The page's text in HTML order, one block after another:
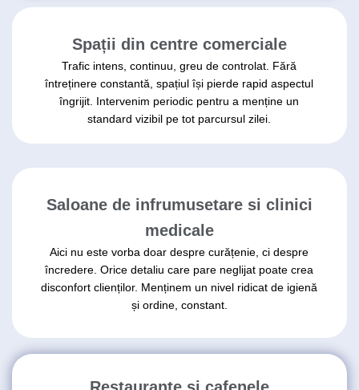
Spații din centre comerciale
Trafic intens, continuu, greu de controlat. Fără
întreținere constantă, spațiul își pierde rapid aspectul
îngrijit. Intervenim periodic pentru a menține un
standard vizibil pe tot parcursul zilei.
Saloane de infrumusetare si clinici
medicale
Aici nu este vorba doar despre curățenie, ci despre
încredere. Orice detaliu care pare neglijat poate crea
disconfort clienților. Menținem un nivel ridicat de igienă
și ordine, constant.
Restaurante si cafenele